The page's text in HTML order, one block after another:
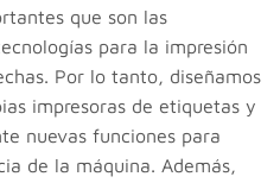
que son las
para la impresión
Por lo tanto, diseñamos
impresoras de etiquetas y
nuevas funciones para
de la máquina. Además,